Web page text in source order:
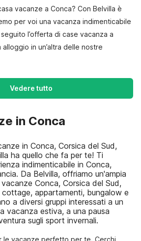
vacanze a Conca? Con Belvilla è
per voi una vacanza indimenticabile
l’offerta di case vacanza a
in un’altra delle nostre
Vedere tutto
in Conca
in Conca, Corsica del Sud,
ha quello che fa per te! Ti
indimenticabile in Conca,
Da Belvilla, offriamo un'ampia
Conca, Corsica del Sud,
cottage, appartamenti, bungalow e
a diversi gruppi interessati a un
vacanza estiva, a una pausa
sugli sport invernali.
le vacanze perfetto per te. Cerchi